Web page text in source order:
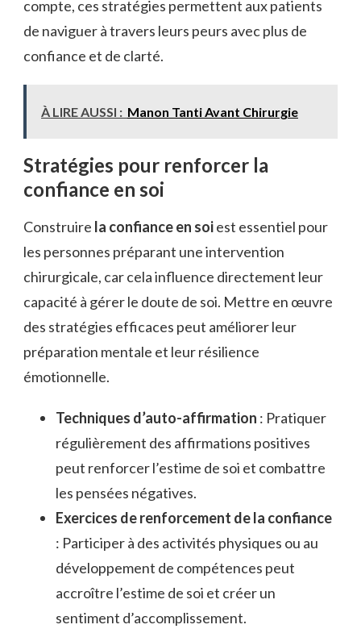
compte, ces stratégies permettent aux patients
de naviguer à travers leurs peurs avec plus de
confiance et de clarté.
À LIRE AUSSI : Manon Tanti Avant Chirurgie
Stratégies pour renforcer la
confiance en soi
Construire la confiance en soiest essentiel pour
les personnes préparant une intervention
chirurgicale, car cela influence directement leur
capacité à gérer le doute de soi. Mettre en œuvre
des stratégies efficaces peut améliorer leur
préparation mentale et leur résilience
émotionnelle.
Techniques d’auto-affirmation : Pratiquer
régulièrement des affirmations positives
peut renforcer l’estime de soi et combattre
les pensées négatives.
Exercices de renforcement de la confiance
: Participer à des activités physiques ou au
développement de compétences peut
accroître l’estime de soi et créer un
sentiment d’accomplissement.